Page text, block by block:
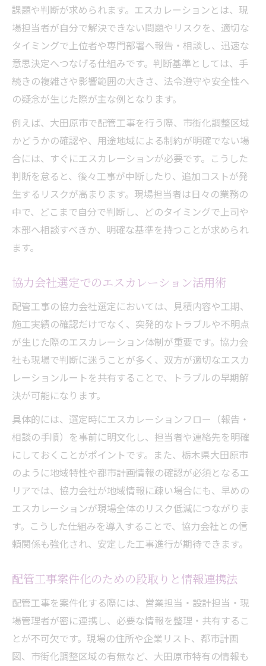
課題や判断が求められます。エスカレーションとは、現
場担当者が自分で解決できない問題やリスクを、適切な
タイミングで上位者や専門部署へ報告・相談し、迅速な
意思決定へつなげる仕組みです。判断基準としては、手
続きの複雑さや影響範囲の大きさ、法令遵守や安全性へ
の疑念が生じた際が主な例となります。
例えば、大田原市で配管工事を行う際、市街化調整区域
かどうかの確認や、用途地域による制約が明確でない場
合には、すぐにエスカレーションが必要です。こうした
判断を怠ると、後々工事が中断したり、追加コストが発
生するリスクが高まります。現場担当者は日々の業務の
中で、どこまで自分で判断し、どのタイミングで上司や
本部へ相談すべきか、明確な基準を持つことが求められ
ます。
協力会社選定でのエスカレーション活用術
配管工事の協力会社選定においては、見積内容や工期、
施工実績の確認だけでなく、突発的なトラブルや不明点
が生じた際のエスカレーション体制が重要です。協力会
社も現場で判断に迷うことが多く、双方が適切なエスカ
レーションルートを共有することで、トラブルの早期解
決が可能になります。
具体的には、選定時にエスカレーションフロー（報告・
相談の手順）を事前に明文化し、担当者や連絡先を明確
にしておくことがポイントです。また、栃木県大田原市
のように地域特性や都市計画情報の確認が必須となるエ
リアでは、協力会社が地域情報に疎い場合にも、早めの
エスカレーションが現場全体のリスク低減につながりま
す。こうした仕組みを導入することで、協力会社との信
頼関係も強化され、安定した工事進行が期待できます。
配管工事案件化のための段取りと情報連携法
配管工事を案件化する際には、営業担当・設計担当・現
場管理者が密に連携し、必要な情報を整理・共有するこ
とが不可欠です。現場の住所や企業リスト、都市計画
図、市街化調整区域の有無など、大田原市特有の情報も